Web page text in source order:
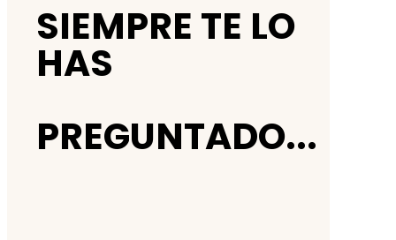
SIEMPRE TE LO
HAS
PREGUNTADO...